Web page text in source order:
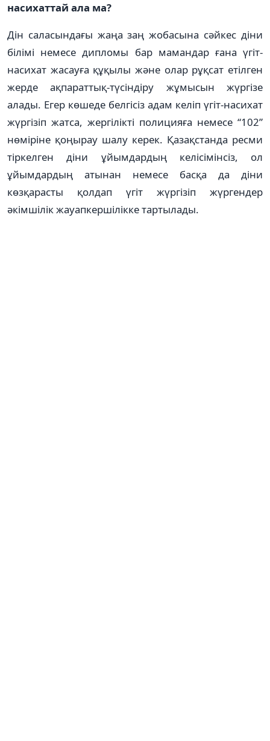
насихаттай ала ма?
Дін саласындағы жаңа заң жобасына сәйкес діни
білімі немесе дипломы бар мамандар ғана үгіт-
насихат жасауға құқылы және олар рұқсат етілген
жерде ақпараттық-түсіндіру жұмысын жүргізе
алады. Егер көшеде белгісіз адам келіп үгіт-насихат
жүргізіп жатса, жергілікті полицияға немесе “102”
нөміріне қоңырау шалу керек. Қазақстанда ресми
тіркелген діни ұйымдардың келісімінсіз, ол
ұйымдардың атынан немесе басқа да діни
көзқарасты қолдап үгіт жүргізіп жүргендер
әкімшілік жауапкершілікке тартылады.